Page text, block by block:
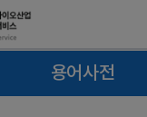
용어사전